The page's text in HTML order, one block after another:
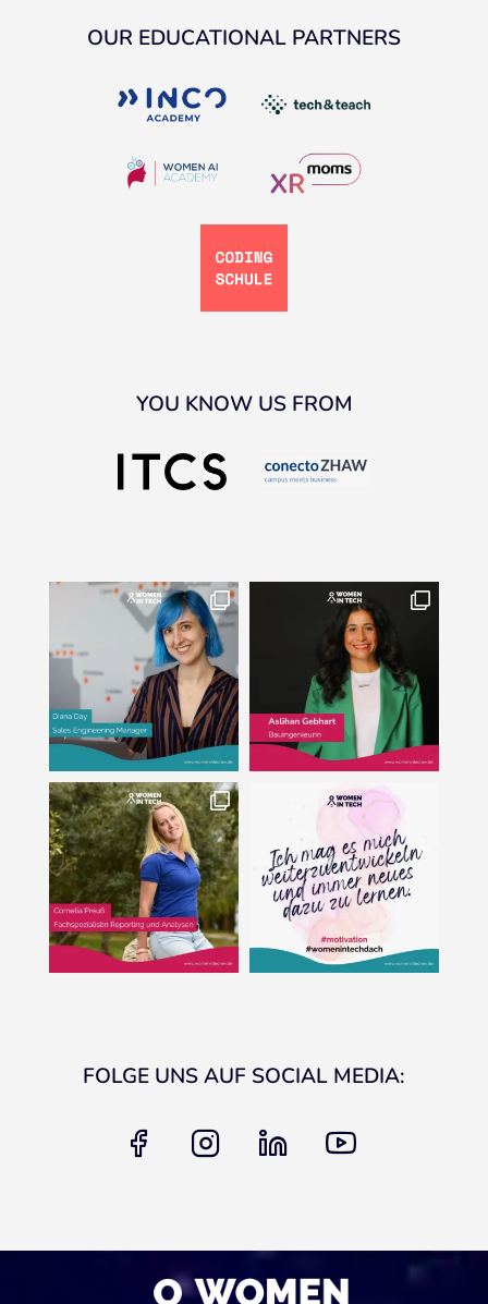
OUR EDUCATIONAL PARTNERS
YOU KNOW US FROM
FOLGE UNS AUF SOCIAL MEDIA:
facebook instagram